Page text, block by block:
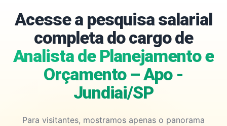
Acesse a pesquisa salarial
completa do cargo de
Analista de Planejamento e
Orçamento – Apo -
Jundiai/SP
Para visitantes, mostramos apenas o panorama